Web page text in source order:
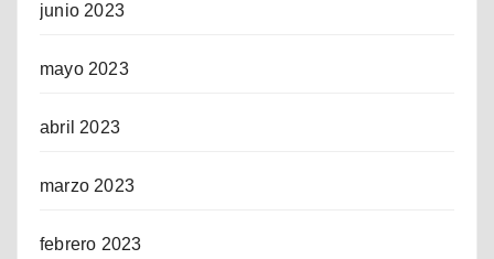
junio 2023
mayo 2023
abril 2023
marzo 2023
febrero 2023